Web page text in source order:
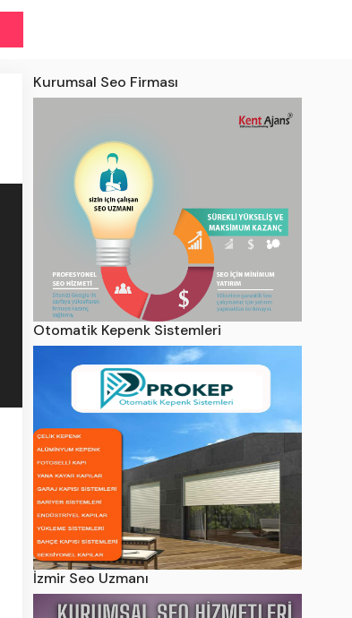
Kurumsal Seo Firması
Otomatik Kepenk Sistemleri
İzmir Seo Uzmanı